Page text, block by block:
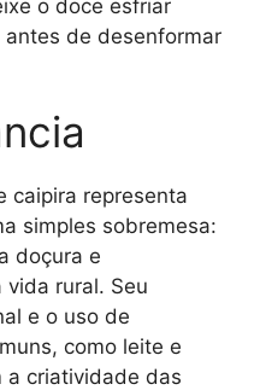
o doce esfriar
de desenformar
caipira representa
simples sobremesa:
doçura e
rural. Seu
e o uso de
como leite e
a criatividade das